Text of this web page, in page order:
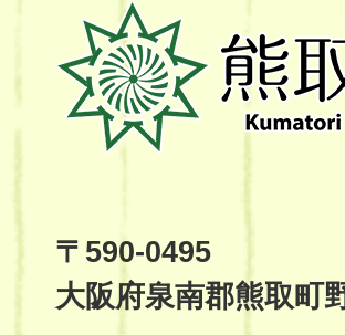
熊
取
町
Kumatori
Site
〒590-0495
大阪府泉南郡熊取町